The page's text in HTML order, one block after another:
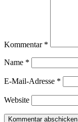
Kommentar *
Name *
E-Mail-Adresse *
Website